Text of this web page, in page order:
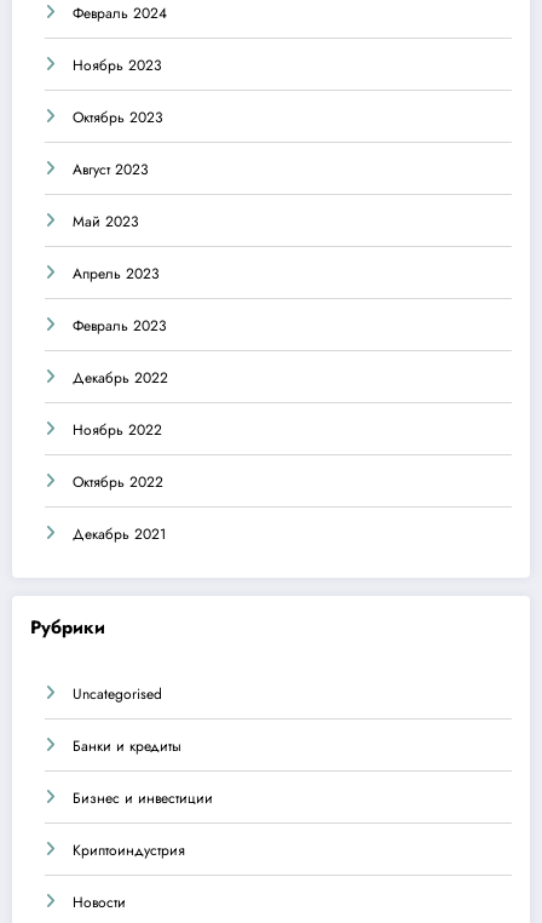
Февраль 2024
Ноябрь 2023
Октябрь 2023
Август 2023
Май 2023
Апрель 2023
Февраль 2023
Декабрь 2022
Ноябрь 2022
Октябрь 2022
Декабрь 2021
Рубрики
Uncategorised
Банки и кредиты
Бизнес и инвестиции
Криптоиндустрия
Новости